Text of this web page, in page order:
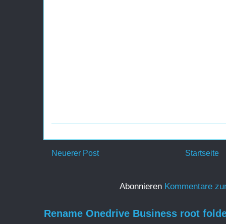
Neuerer Post Startseite
Abonnieren Kommentare
Rename Onedrive Business root